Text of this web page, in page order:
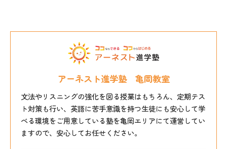
アーネスト進学塾 亀岡教室
文法やリスニングの強化を図る授業はもちろん、定期テス
ト対策も行い、英語に苦手意識を持つ生徒にも安心して学
べる環境をご用意している塾を亀岡エリアにて運営してい
ますので、安心してお任せください。